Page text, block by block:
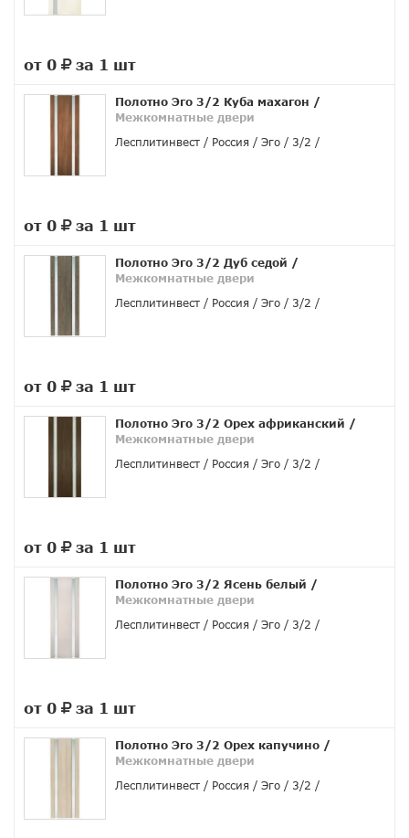
от 0
за 1 шт
Полотно Эго 3/2 Куба махагон /
Межкомнатные двери
Лесплитинвест
Россия Эго 3/2
от 0
за 1 шт
Полотно Эго 3/2 Дуб седой /
Межкомнатные двери
Лесплитинвест
Россия Эго 3/2
от 0
за 1 шт
Полотно Эго 3/2 Орех африканский /
Межкомнатные двери
Лесплитинвест
Россия Эго 3/2
от 0
за 1 шт
Полотно Эго 3/2 Ясень белый /
Межкомнатные двери
Лесплитинвест
Россия Эго 3/2
от 0
за 1 шт
Полотно Эго 3/2 Орех капучино /
Межкомнатные двери
Лесплитинвест
Россия Эго 3/2